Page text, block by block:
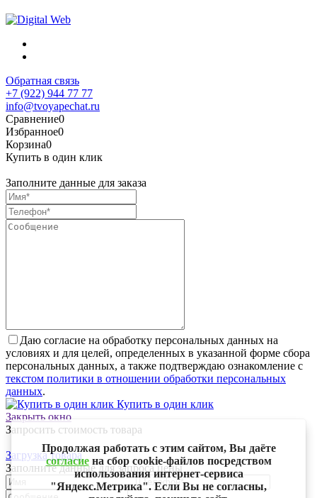
Обратная связь
+7 (922) 944 77 77
info@tvoyapechat.ru
Сравнение0
Избранное0
Корзина0
Купить в один клик
Заполните данные для заказа
Даю согласие на обработку персональных данных на
условиях и для целей, определенных в указанной форме сбора
персональных данных, а также подтверждаю ознакомление с
текстом политики в отношении обработки персональных
данных.
Купить в один клик
Закрыть окно
Запросить стоимость товара
Загрузка товара
Заполните данные для запроса цены
Продолжая работать с этим сайтом, Вы даёте
согласиена сбор cookie-файлов посредством
использования интернет-сервиса
"Яндекс.Метрика". Если Вы не согласны,